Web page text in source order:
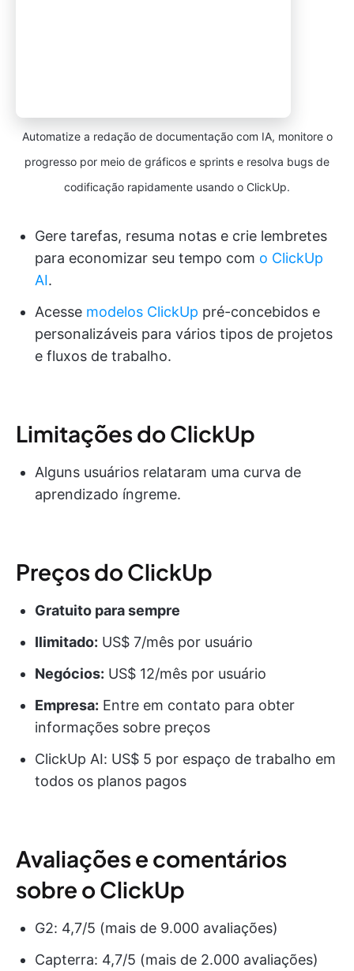
Automatize a redação de documentação com IA, monitore o
progresso por meio de gráficos e sprints e resolva bugs de
codificação rapidamente usando o ClickUp.
Gere tarefas, resuma notas e crie lembretes
para economizar seu tempo com o ClickUp
AI.
Acesse modelos ClickUp pré-concebidos e
personalizáveis para vários tipos de projetos
e fluxos de trabalho.
Limitações do ClickUp
Alguns usuários relataram uma curva de
aprendizado íngreme.
Preços do ClickUp
Gratuito para sempre
Ilimitado: US$ 7/mês por usuário
Negócios: US$ 12/mês por usuário
Empresa: Entre em contato para obter
informações sobre preços
ClickUp AI: US$ 5 por espaço de trabalho em
todos os planos pagos
Avaliações e comentários
sobre o ClickUp
G2: 4,7/5 (mais de 9.000 avaliações)
Capterra: 4,7/5 (mais de 2.000 avaliações)